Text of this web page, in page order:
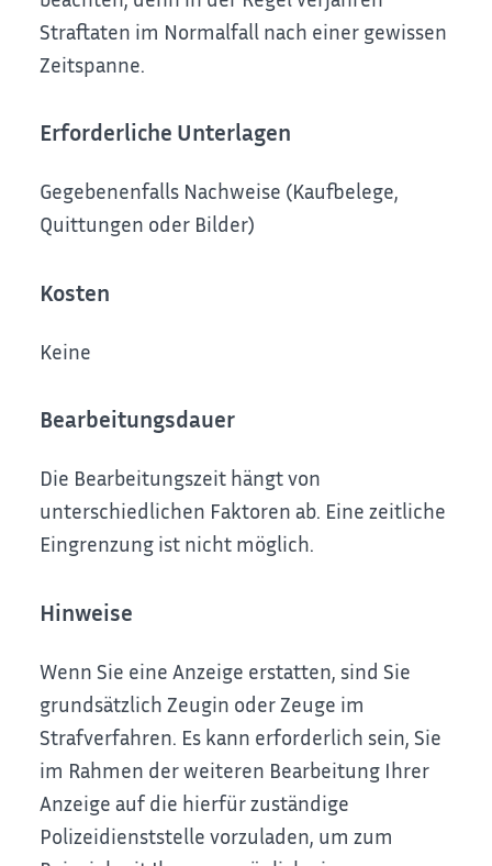
Straftaten im Normalfall nach einer gewissen
Zeitspanne.
Erforderliche Unterlagen
Gegebenenfalls Nachweise (Kaufbelege,
Quittungen oder Bilder)
Kosten
Keine
Bearbeitungsdauer
Die Bearbeitungszeit hängt von
unterschiedlichen Faktoren ab. Eine zeitliche
Eingrenzung ist nicht möglich.
Hinweise
Wenn Sie eine Anzeige erstatten, sind Sie
grundsätzlich Zeugin oder Zeuge im
Strafverfahren. Es kann erforderlich sein, Sie
im Rahmen der weiteren Bearbeitung Ihrer
Anzeige auf die hierfür zuständige
Polizeidienststelle vorzuladen, um zum